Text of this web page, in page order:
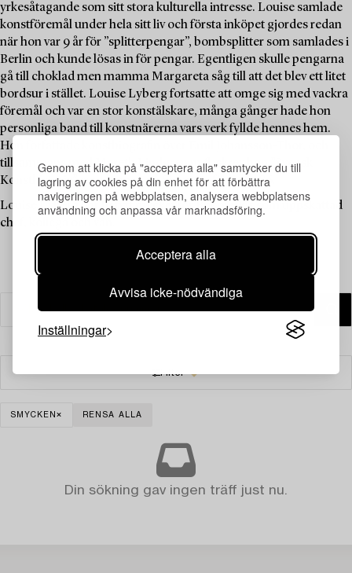
Genom att klicka på "acceptera alla" samtycker du till
lagring av cookies på din enhet för att förbättra
navigeringen på webbplatsen, analysera webbplatsens
användning och anpassa vår marknadsföring.
Acceptera alla
Avvisa icke-nödvändiga
Inställningar
yrkesåtagande som sitt stora kulturella intresse. Louise samlade
konstföremål under hela sitt liv och första inköpet gjordes redan
när hon var 9 år för ”splitterpengar”, bombsplitter som samlades i
Berlin och kunde lösas in för pengar. Egentligen skulle pengarna
gå till choklad men mamma Margareta såg till att det blev ett litet
bordsur i stället. Louise Lyberg fortsatte att omge sig med vackra
föremål och var en stor konstälskare, många gånger hade hon
personliga band till konstnärerna vars verk fyllde hennes hem.
Hon författade konstbiografin över Emil Johansson-Thor, och
tillsammans med Mereth Lindgren m.fl. skrev hon ”Svensk
Konsthistoria” som kom ut på Signums förlag 1986.
Louise Lyberg har betytt mycket för Bukowskis som uppskattad
chef, kollega och vän.
Filter
SMYCKEN RENSA ALLA
Din sökning gav ingen träff just nu.